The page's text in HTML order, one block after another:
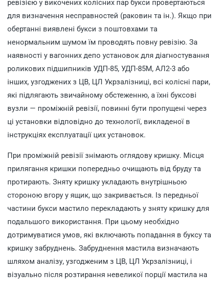
ревізією у викочених колісних пар букси провертаються
для визначення несправностей (раковин та ін.). Якщо при
обертанні виявлені букси з поштовхами та
ненормальним шумом їм проводять повну ревізію. За
наявності у вагонних депо установок для діагностування
роликових підшипників УДП-85, УДП-85М, АЛ2-3 або
інших, узгоджених з ЦВ, ЦЛ Укрзалізниці, всі колісні пари,
які підлягають звичайному обстеженню, а їхні буксові
вузли — проміжній ревізії, повинні бути пропущені через
ці установки відповідно до технології, викладеної в
інструкціях експлуатації цих установок.
При проміжній ревізії знімають оглядову кришку. Місця
прилягання кришки попередньо очищають від бруду та
протирають. Зняту кришку укладають внутрішньою
стороною вгору у ящик, що закривається. Із передньої
частини букси мастило перекладають у зняту кришку для
подальшого використання. При цьому необхідно
дотримуватися умов, які включають попадання в буксу та
кришку забруднень. Забруднення мастила визначають
шляхом аналізу, узгодженим з ЦВ, ЦЛ Укрзалізниці, і
візуально після розтирання невеликої порції мастила на